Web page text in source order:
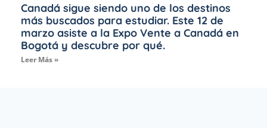
Canadá sigue siendo uno de los destinos
más buscados para estudiar. Este 12 de
marzo asiste a la Expo Vente a Canadá en
Bogotá y descubre por qué.
Leer Más »